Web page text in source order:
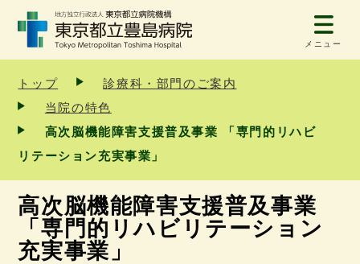
メニュー
トップ
診療科・部門のご案内
当院の特色
⾼次脳機能障害⽀援普及事業 「専門的リハビ
リテーション充実事業」
⾼次脳機能障害⽀援普及事業
「専門的リハビリテーション
充実事業」